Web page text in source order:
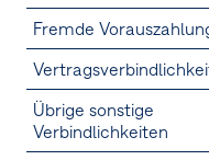
Fremde
Übrige sonstige
Verbindlichkeiten